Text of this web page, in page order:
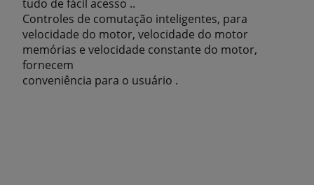
tudo de fácil acesso ..
Controles de comutação inteligentes, para
velocidade do motor, velocidade do motor
memórias e velocidade constante do motor,
fornecem
conveniência para o usuário .